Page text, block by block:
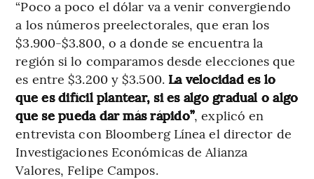
“Poco a poco el dólar va a venir convergiendo
a los números preelectorales, que eran los
$3.900-$3.800, o a donde se encuentra la
región si lo comparamos desde elecciones que
es entre $3.200 y $3.500. La velocidad es lo
que es difícil plantear, si es algo gradual o algo
que se pueda dar más rápido”, explicó en
entrevista con Bloomberg Línea el director de
Investigaciones Económicas de Alianza
Valores, Felipe Campos.